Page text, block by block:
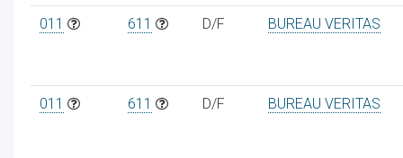
011 611 D/F BUREAU VERITAS
011 611 D/F BUREAU VERITAS